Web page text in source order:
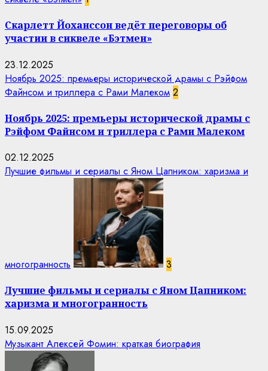
Скарлетт Йоханссон ведёт переговоры об
участии в сиквеле «Бэтмен»
23.12.2025
Ноябрь 2025: премьеры исторической драмы с Рэйфом
Файнсом и триллера с Рами Малеком 2
Ноябрь 2025: премьеры исторической драмы с
Рэйфом Файнсом и триллера с Рами Малеком
02.12.2025
Лучшие фильмы и сериалы с Яном Цапником: харизма и
многогранность 3
Лучшие фильмы и сериалы с Яном Цапником:
харизма и многогранность
15.09.2025
Музыкант Алексей Фомин: краткая биография